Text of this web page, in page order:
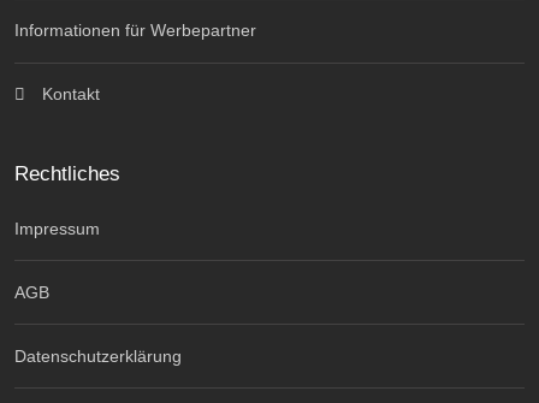
Informationen für Werbepartner
Kontakt
Rechtliches
Impressum
AGB
Datenschutzerklärung